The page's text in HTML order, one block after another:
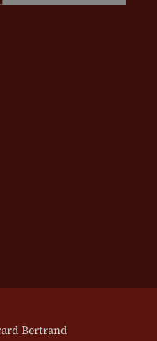
Bertrand